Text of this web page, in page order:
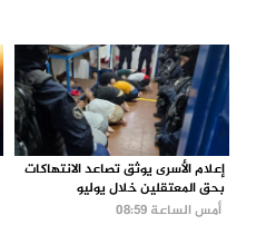
إعلام الأسرى يوثق تصاعد الانتهاكات
بحق المعتقلين خلال يوليو
أمس الساعة 08:59